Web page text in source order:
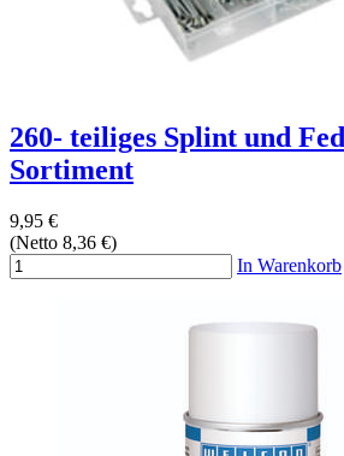
260- teiliges Splint und
Sortiment
9,95 €
(Netto 8,36 €)
In Warenkorb